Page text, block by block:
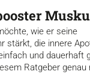
wie er seine
stärkt, die innere
und dauerhaft
Ratgeber genau